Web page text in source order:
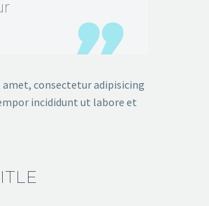
consectetur adipisicing
incididunt ut labore et